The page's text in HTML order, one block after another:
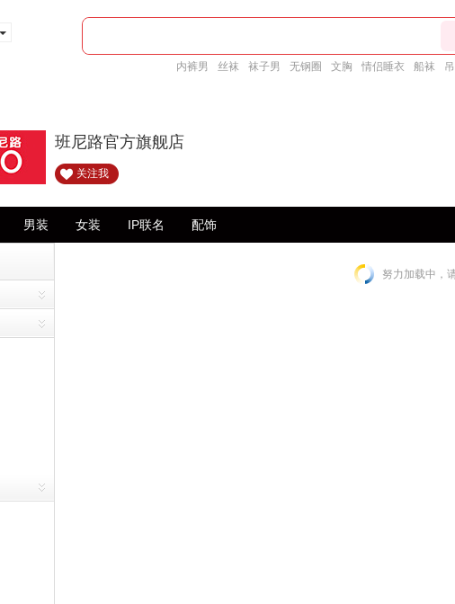
内裤男 丝袜 袜子男 无钢圈 文胸 情侣睡衣 船袜
班尼路官方旗舰店
关注我
男装 女装 IP联名 配饰
努力加载中，